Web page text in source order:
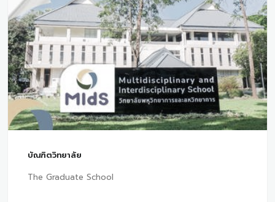
บัณฑิตวิทยาลัย
The Graduate School